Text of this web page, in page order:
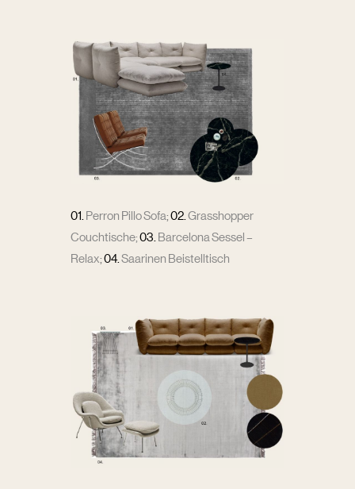
01. Perron Pillo Sofa;02. Grasshopper
Couchtische;03. Barcelona Sessel –
Relax;04. Saarinen Beistelltisch